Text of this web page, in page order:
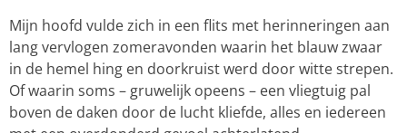
Mijn hoofd vulde zich in een flits met herinneringen aan
lang vervlogen zomeravonden waarin het blauw zwaar
in de hemel hing en doorkruist werd door witte strepen.
Of waarin soms – gruwelijk opeens – een vliegtuig pal
boven de daken door de lucht kliefde, alles en iedereen